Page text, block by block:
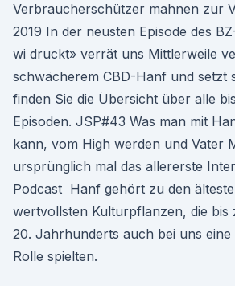
Verbraucherschützer mahnen zur
2019 In der neusten Episode des
wi druckt» verrät uns Mittlerweile
schwächerem CBD-Hanf und setzt
finden Sie die Übersicht über alle
Episoden. JSP#43 Was man mit
kann, vom High werden und Vater
ursprünglich mal das allererste
Podcast Hanf gehört zu den
wertvollsten Kulturpflanzen, die bis
20. Jahrhunderts auch bei uns eine
Rolle spielten.